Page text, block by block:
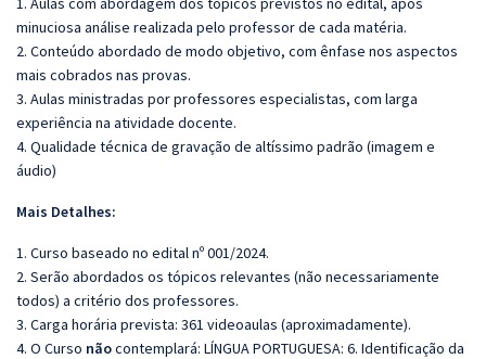
minuciosa análise realizada pelo professor de cada matéria.
2. Conteúdo abordado de modo objetivo, com ênfase nos aspectos
mais cobrados nas provas.
3. Aulas ministradas por professores especialistas, com larga
experiência na atividade docente.
4. Qualidade técnica de gravação de altíssimo padrão (imagem e
áudio)
Mais Detalhes:
1. Curso baseado no edital nº 001/2024.
2. Serão abordados os tópicos relevantes (não necessariamente
todos) a critério dos professores.
3. Carga horária prevista: 361 videoaulas (aproximadamente).
4. O Curso nãocontemplará: LÍNGUA PORTUGUESA: 6. Identificação da